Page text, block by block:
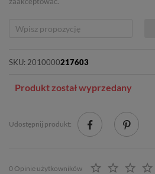
SKU: 2010000217603
Produkt został wyprzedany
Udostępnij produkt:
0 Opinie użytkowników